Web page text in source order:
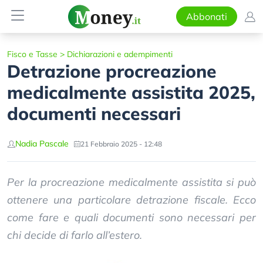
Abbonati
Fisco e Tasse > Dichiarazioni e adempimenti
Detrazione procreazione
medicalmente assistita 2025,
documenti necessari
Nadia Pascale 21 Febbraio 2025 - 12:48
Per la procreazione medicalmente assistita si può
ottenere una particolare detrazione fiscale. Ecco
come fare e quali documenti sono necessari per
chi decide di farlo all’estero.